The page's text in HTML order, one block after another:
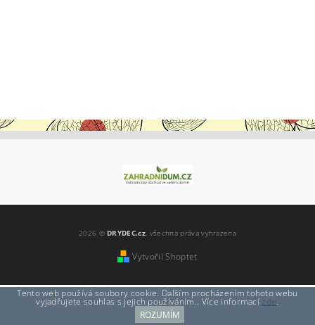
2026 © DRYDEC.cz, všechna práva vyhrazena
Vytvořil Shoptet
Tento web používá soubory cookie. Dalším procházením tohoto webu
vyjadřujete souhlas s jejich používáním.. Více informací zde.
ROZUMÍM